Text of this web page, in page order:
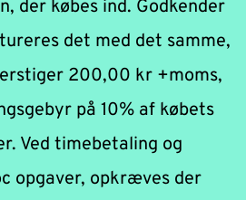
der købes ind. Godkender
det med det samme,
200,00 kr +moms,
på 10% af købets
Ved timebetaling og
opgaver, opkræves der